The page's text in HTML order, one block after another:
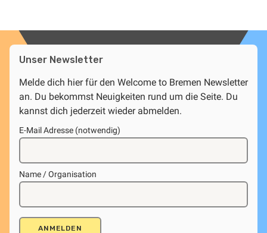
Unser Newsletter
Melde dich hier für den Welcome to Bremen Newsletter
an. Du bekommst Neuigkeiten rund um die Seite. Du
kannst dich jederzeit wieder abmelden.
E-Mail Adresse (notwendig)
Name / Organisation